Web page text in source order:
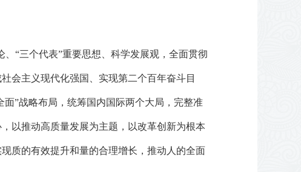
“三个代表”重要思想、科学发展观，全面贯彻
会主义现代化强国、实现第二个百年奋斗目
”战略布局，统筹国内国际两个大局，完整准
以推动高质量发展为主题，以改革创新为根本
质的有效提升和量的合理增长，推动人的全面